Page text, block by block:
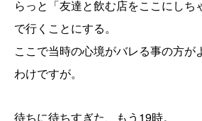
らっと「友達と飲む店をここにしち
で行くことにする。
ここで当時の心境がバレる事の方が
わけですが。
待ちに待ちすぎた、もう19時。